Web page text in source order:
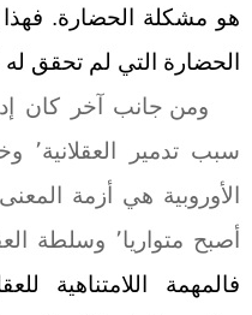
هو مشكلة الحضارة.
الحضارة التي لم تحقق له
ومن جانب آخر كان
سبب تدمير العقلانية٬
الأوروبية هي أزمة
أصبح متواريا٬ وسلطة
فالمهمة اللامتناهية